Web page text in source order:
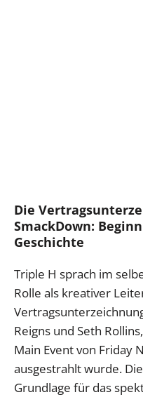
Die
SmackDown:
Geschichte
Triple H sprach im
Rolle als kreativer
Reigns und Seth
Main Event von Friday
ausgestrahlt wurde.
Grundlage für das